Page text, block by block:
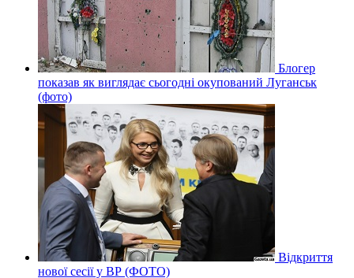
Блогер
показав як виглядає сьогодні окупований Луганськ
(фото)
Відкриття
нової сесії у ВР (ФОТО)